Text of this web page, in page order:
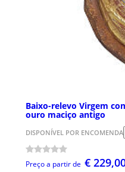
Baixo-relevo Virgem
ouro maciço antigo
DISPONÍVEL POR ENCOMENDA
Preço a partir de €